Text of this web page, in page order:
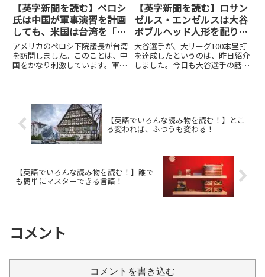
【英字新聞を読む】ペロシ
氏は中国が軍事演習を計画
しても、米国は台湾を「放
棄しない」と述べた！
アメリカのペロシ下院議長が台湾
を訪問しました。このことは、中
国をかなり刺激しています。軍事
決して台湾を諦めないという意思
の表れであると言っています。
今...
【英字新聞を読む】ロサン
ゼルス・エンゼルスは大谷
ボブルヘッド人形を配りま
す！
大谷選手が、大リーグ100本塁打
を達成したというのは、昨日紹介
しました。今日も大谷選手の話題
【英語でいろんな読み物を読む！】とこ
ろ変われば、ふつうも変わる！
【英語でいろんな読み物を読む！】誰で
も簡単にマスターできる言語！
コメント
コメントを書き込む